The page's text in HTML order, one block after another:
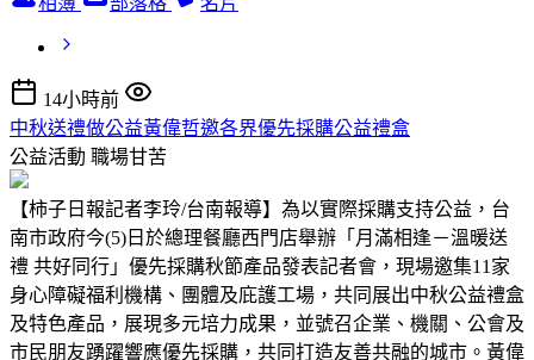
14小時前
中秋送禮做公益黃偉哲邀各界優先採購公益禮盒
公益活動 職場甘苦
【柿子日報記者李玲/台南報導】為以實際採購支持公益，台
南市政府今(5)日於總理餐廳西門店舉辦「月滿相逢－溫暖送
禮 共好同行」優先採購秋節產品發表記者會，現場邀集11家
身心障礙福利機構、團體及庇護工場，共同展出中秋公益禮盒
及特色產品，展現多元培力成果，並號召企業、機關、公會及
市民朋友踴躍響應優先採購，共同打造友善共融的城市。黃偉